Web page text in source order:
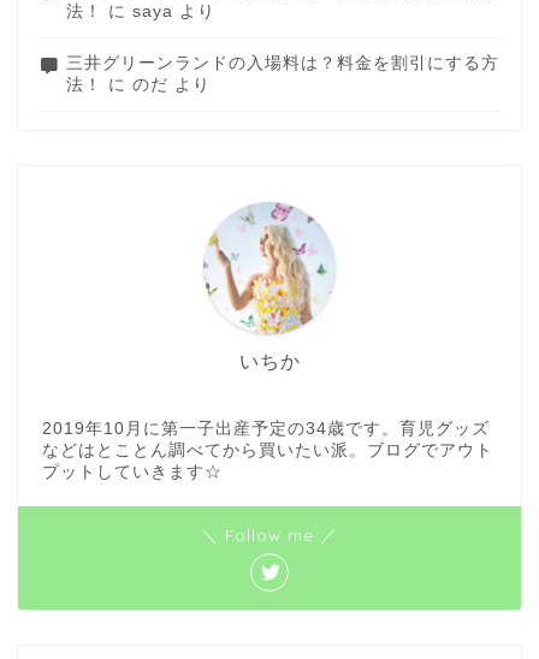
法！
に saya より
三井グリーンランドの入場料は？料金を割引にする方
法！
に のだ より
いちか
2019年10月に第一子出産予定の34歳です。育児グッズ
などはとことん調べてから買いたい派。ブログでアウト
プットしていきます☆
＼ Follow me ／